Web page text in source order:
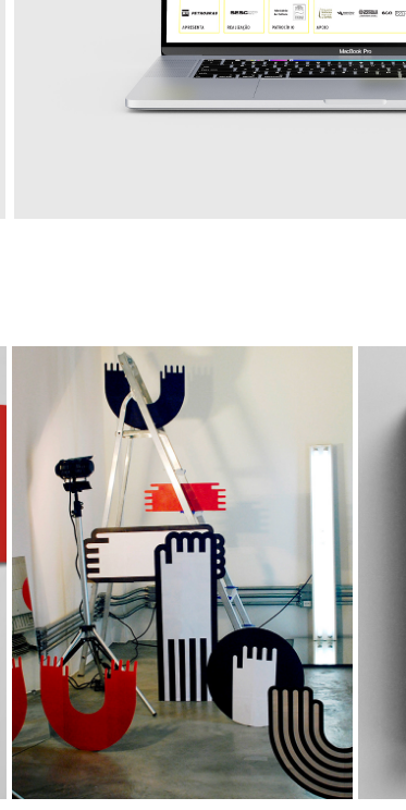
BIZU
Visual Identity | Own studio